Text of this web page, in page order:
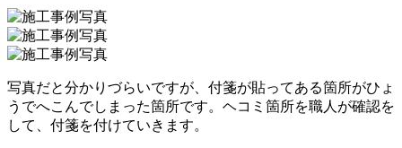
写真だと分かりづらいですが、付箋が貼ってある箇所がひょ
うでへこんでしまった箇所です。ヘコミ箇所を職人が確認を
して、付箋を付けていきます。